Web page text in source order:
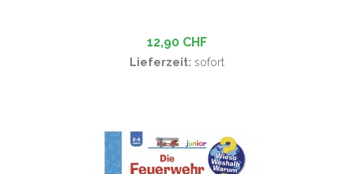
12,90 CHF
Lieferzeit: sofort